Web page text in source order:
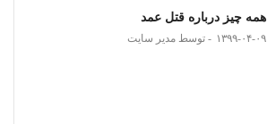
همه چیز درباره قتل عمد
۱۳۹۹-۰۴-۰۹ توسط مدیر سایت